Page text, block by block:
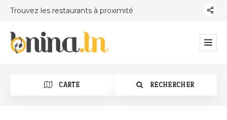
Trouvez les restaurants à proximité
CARTE RECHERCHER